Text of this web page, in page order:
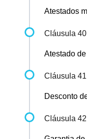
Atestados
Cláusula 40
Atestado
Cláusula 41
Desconto
Cláusula 42